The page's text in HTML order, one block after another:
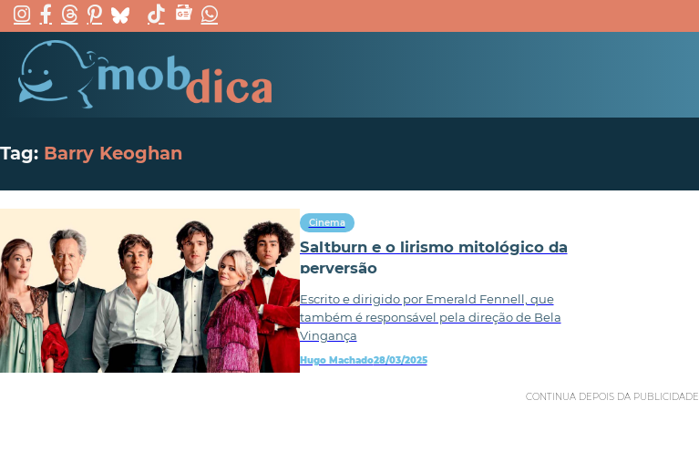
Tag: Barry Keoghan
Cinema
Saltburn e o lirismo mitológico da
perversão
Escrito e dirigido por Emerald Fennell, que
também é responsável pela direção de Bela
Vingança
Hugo Machado28/03/2025
CONTINUA DEPOIS DA PUBLICIDADE